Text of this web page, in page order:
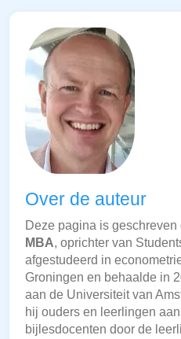
Over de auteur
Deze pagina is geschreven
MBA, oprichter van
afgestudeerd in
Groningen en behaalde in
aan de Universiteit van
hij ouders en leerlingen
bijlesdocenten door de